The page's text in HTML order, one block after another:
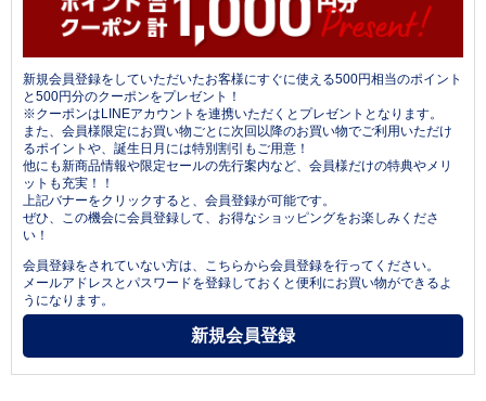
新規会員登録をしていただいたお客様にすぐに使える500円相当のポイント
と500円分のクーポンをプレゼント！
※クーポンはLINEアカウントを連携いただくとプレゼントとなります。
また、会員様限定にお買い物ごとに次回以降のお買い物でご利用いただけ
るポイントや、誕生日月には特別割引もご用意！
他にも新商品情報や限定セールの先行案内など、会員様だけの特典やメリ
ットも充実！！
上記バナーをクリックすると、会員登録が可能です。
ぜひ、この機会に会員登録して、お得なショッピングをお楽しみくださ
い！
会員登録をされていない方は、こちらから会員登録を行ってください。
メールアドレスとパスワードを登録しておくと便利にお買い物ができるよ
うになります。